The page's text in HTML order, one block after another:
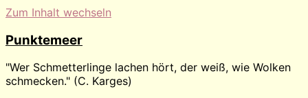
Zum Inhalt wechseln
Punktemeer
"Wer Schmetterlinge lachen hört, der weiß, wie Wolken
schmecken." (C. Karges)